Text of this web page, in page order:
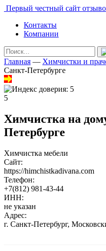
Первый честный сайт
Контакты
Компании
Главная — Химчистки и
Санкт-Петербурге
5
Химчистка на
Петербурге
Химчистка мебели
Сайт:
https://himchistkadivana.com
Телефон:
+7(812) 981-43-44
ИНН:
не указан
Адрес:
г. Санкт-Петербург,